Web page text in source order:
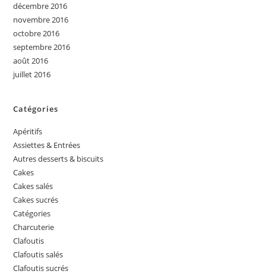
décembre 2016
novembre 2016
octobre 2016
septembre 2016
août 2016
juillet 2016
Catégories
Apéritifs
Assiettes & Entrées
Autres desserts & biscuits
Cakes
Cakes salés
Cakes sucrés
Catégories
Charcuterie
Clafoutis
Clafoutis salés
Clafoutis sucrés